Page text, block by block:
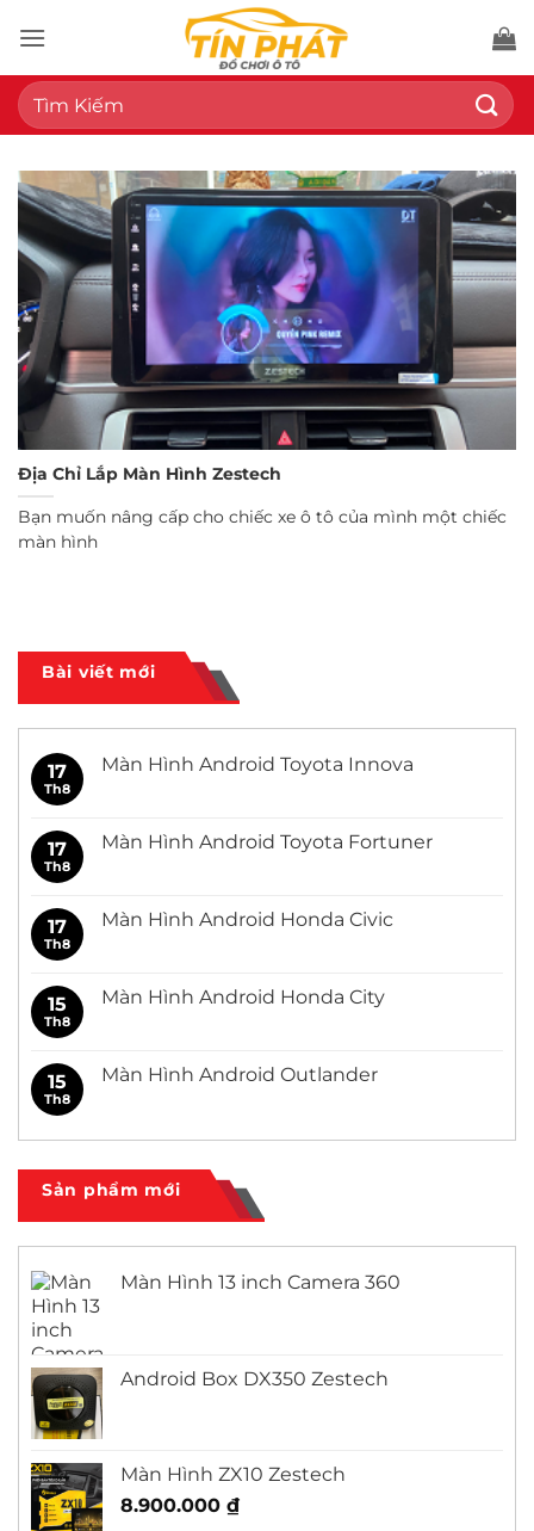
qua
nội
dung
Tìm
kiếm:
Bài viết mới
17
Th8
Màn Hình Android Toyota Innova
luận
ở
Toyota
Innova
17
Th8
Màn Hình Android Toyota Fortuner
luận
ở
Toyota
Fortuner
17
Th8
Màn Hình Android Honda Civic
luận
ở
Honda
Civic
15
Th8
Màn Hình Android Honda City
luận
ở
Honda
15
Th8
Màn Hình Android Outlander
luận
Màn
Hình
Outlander
Sản phẩm mới
Màn Hình 13 inch Camera 360
Android Box DX350 Zestech
Màn Hình ZX10 Zestech
8.900.000 ₫
Địa Chỉ Lắp Màn Hình Zestech
Bạn muốn nâng cấp cho chiếc xe ô tô của mình một chiếc
màn hình